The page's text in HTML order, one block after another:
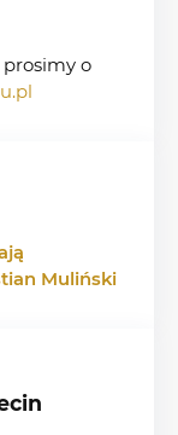
prosimy o
Muliński